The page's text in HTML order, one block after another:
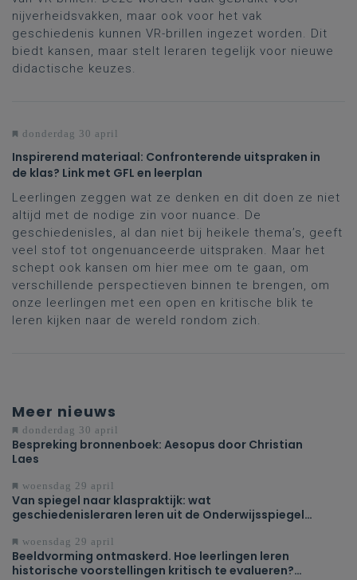
nijverheidsvakken, maar ook voor het vak
geschiedenis kunnen VR-brillen ingezet worden. Dit
biedt kansen, maar stelt leraren tegelijk voor nieuwe
didactische keuzes.
donderdag 30 april
Inspirerend materiaal: Confronterende uitspraken in
de klas? Link met GFL en leerplan
Leerlingen zeggen wat ze denken en dit doen ze niet
altijd met de nodige zin voor nuance. De
geschiedenisles, al dan niet bij heikele thema’s, geeft
veel stof tot ongenuanceerde uitspraken. Maar het
schept ook kansen om hier mee om te gaan, om
verschillende perspectieven binnen te brengen, om
onze leerlingen met een open en kritische blik te
leren kijken naar de wereld rondom zich.
Meer nieuws
donderdag 30 april
Bespreking bronnenboek: Aesopus door Christian
Laes
woensdag 29 april
Van spiegel naar klaspraktijk: wat
geschiedenisleraren leren uit de Onderwijsspiegel
woensdag 29 april
Beeldvorming ontmaskerd. Hoe leerlingen leren
historische voorstellingen kritisch te evalueren?